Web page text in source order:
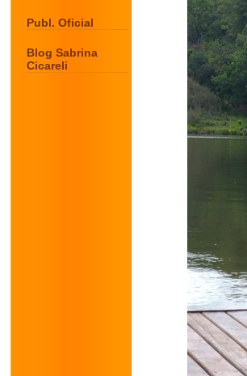
Publ. Oficial
Blog Sabrina
Cicareli